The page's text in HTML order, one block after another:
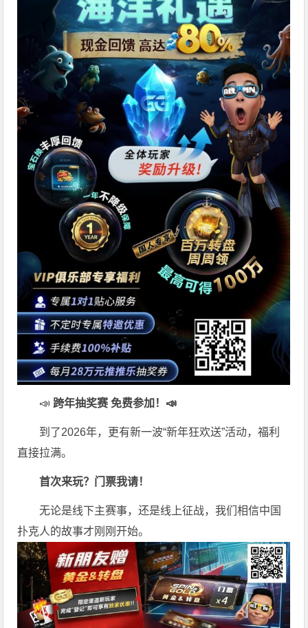
📣 跨年抽奖赛 免费参加 ！📣
到了2026年，更有新一波“新年狂欢送”活动，福利
直接拉满。
首次来玩？门票我请！
无论是线下主赛事，还是线上征战，我们相信中国
扑克人的故事才刚刚开始。